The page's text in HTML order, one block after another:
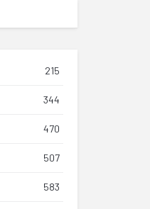
215
344
470
507
583